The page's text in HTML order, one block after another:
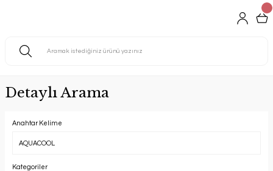
Detaylı Arama
Anahtar Kelime
Kategoriler